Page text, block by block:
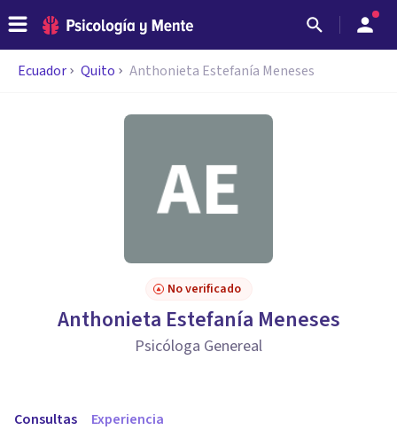
Ecuador Quito Anthonieta Estefanía Meneses
No verificado
Anthonieta Estefanía Meneses
Psicóloga Genereal
Consultas Experiencia